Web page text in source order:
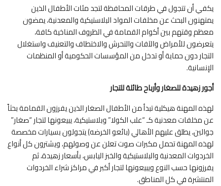
يكفي أن تتجول في طرقات المحافظة لتجد مئات الأطفال الذين
يمتهنون البحث عن مخلفات المواد البلاستيكية والمعدنية، يمضون
معظم وقتهم بين أكوام القمامة في الظروف المناخية كافة،
يتعرضون للأمراض والآفات والتحرش والاختطاف والتعنيف واستغلال
التجار دون حماية أو تدخل من المؤسسات الحكومية أو المنظمات
الإنسانية.
أجور زهيدة للصغار وأرباح طائلة للتجار
لهذه المهنة هيكلية تبدأ من الأطفال الصغار الذين يفرزون القمامة بحثاً
عن مخلفات معدنية كـ “علب الكولا” وبلاستيكية، يبيعونها لتجار “صغار”
جوالين، يطلق عليهم الأهالي (بائعو الخرضه) يتجولون بسيارات مخصصة
لهذه المهنة تحمل مكبرات صوت تعلن عن وصولهم، ويشترون كل أنواع
الخردوات المعدنية والبلاستيكية والخبز اليابس، بأسعار زهيدة، ثم
يفرزونها حسب النوع ويبيعونها لتجار أكبر في مراكز شراء الخردوات
المنتشرة في كل المناطق.